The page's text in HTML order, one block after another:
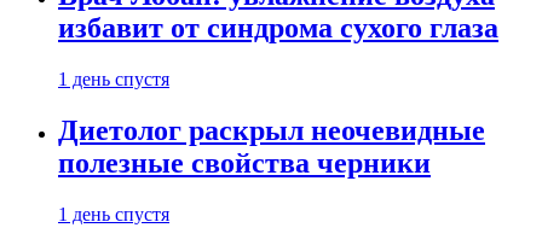
избавит от синдрома сухого глаза
1 день спустя
Диетолог раскрыл неочевидные
полезные свойства черники
1 день спустя